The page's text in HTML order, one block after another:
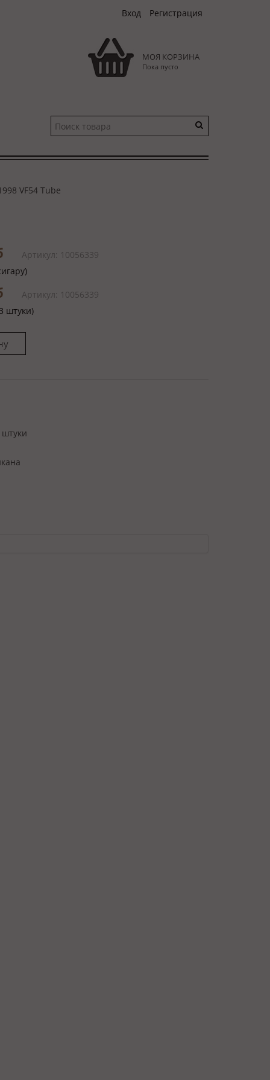
Вход Регистрация
МОЯ КОРЗИНА
Пока пусто
VF54 Tube
Артикул: 10056339
Артикул: 10056339
штуки)
штуки